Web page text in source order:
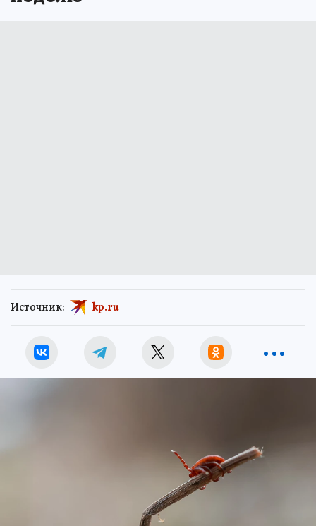
Источник: kp.ru